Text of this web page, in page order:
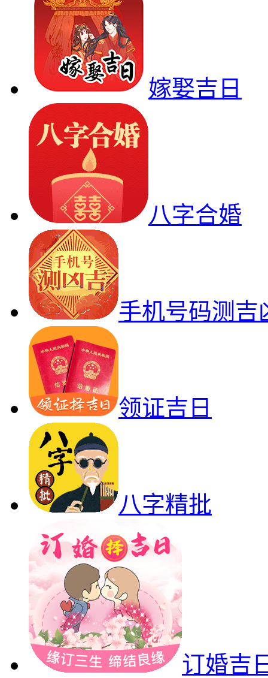
嫁娶吉日
八字合婚
手机号码测吉
领证吉日
八字精批
订婚吉